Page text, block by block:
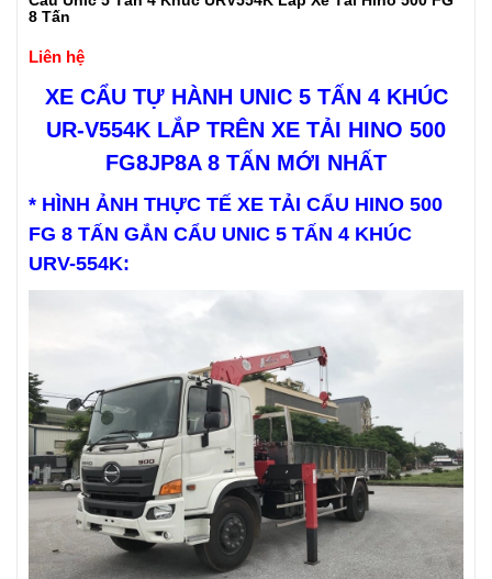
8 Tấn
Liên hệ
XE CẨU TỰ HÀNH UNIC 5 TẤN 4 KHÚC
UR-V554K LẮP TRÊN XE TẢI HINO 500
FG8JP8A 8 TẤN MỚI NHẤT
* HÌNH ẢNH THỰC TẾ XE TẢI CẨU HINO 500
FG 8 TẤN GẮN CẨU UNIC 5 TẤN 4 KHÚC
URV-554K: